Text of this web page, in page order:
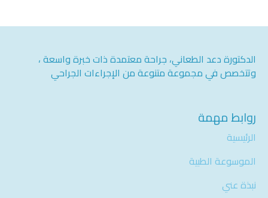
الدكتورة دعد الطعاني، جراحة معتمدة ذات خبرة واسعة ،
وتتخصص في مجموعة متنوعة من الإجراءات الجراحي
روابط مهمة
الرئيسية
الموسوعة الطبية
نبذة عني